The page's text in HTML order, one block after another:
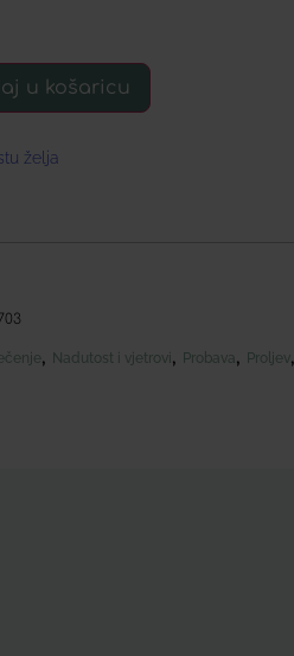
u košaricu
želja
, Nadutost i vjetrovi, Probava, Proljev,